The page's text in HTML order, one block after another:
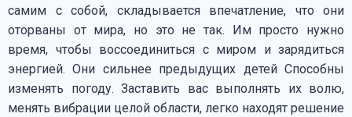
самим с собой, складывается впечатление, что они
оторваны от мира, но это не так. Им просто нужно
время, чтобы воссоединиться с миром и зарядиться
энергией. Они сильнее предыдущих детей Способны
изменять погоду. Заставить вас выполнять их волю,
менять вибрации целой области, легко находят решение